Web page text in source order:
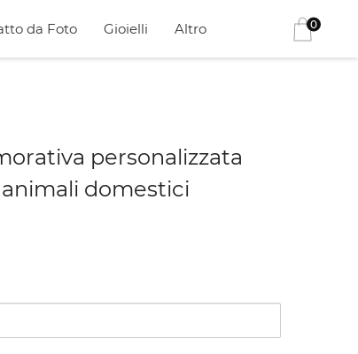
da Foto Gioielli Altro 0
personalizzata
domestici